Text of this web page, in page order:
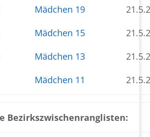
Mädchen 19
Mädchen 15
Mädchen 13
Mädchen 11
Bezirkszwischenranglisten: